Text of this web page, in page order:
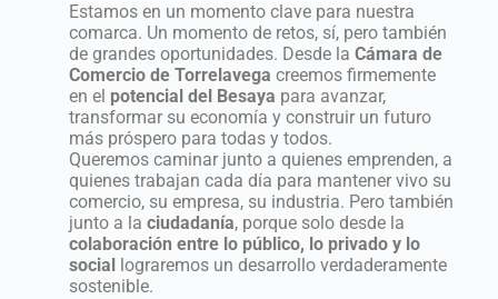
Estamos en un momento clave para nuestra
comarca. Un momento de retos, sí, pero también
de grandes oportunidades. Desde la Cámara de
Comercio de Torrelavega creemos firmemente
en el potencial del Besaya para avanzar,
transformar su economía y construir un futuro
más próspero para todas y todos.
Queremos caminar junto a quienes emprenden, a
quienes trabajan cada día para mantener vivo su
comercio, su empresa, su industria. Pero también
junto a la ciudadanía, porque solo desde la
colaboración entre lo público, lo privado y lo
social
lograremos un desarrollo verdaderamente
sostenible.